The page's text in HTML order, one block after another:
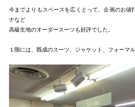
今までよりもスペースを広くとって、企画のお値
ナなど
高級生地のオーダースーツも好評でした。
１階には、既成のスーツ、ジャケット、フォーマ